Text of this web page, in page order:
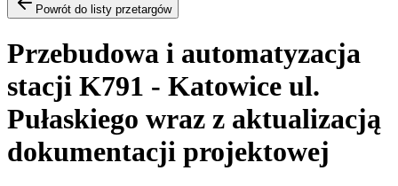
Powrót do listy przetargów
Przebudowa i automatyzacja
stacji K791 - Katowice ul.
Pułaskiego wraz z aktualizacją
dokumentacji projektowej